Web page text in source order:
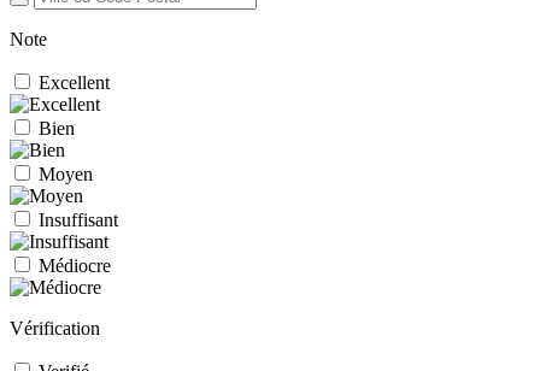
Note
Excellent
Bien
Moyen
Insuffisant
Médiocre
Vérification